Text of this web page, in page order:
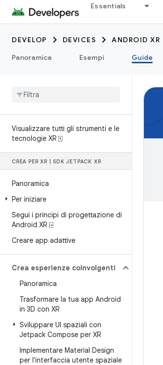
Essentials
DEVELOP DEVICES ANDROID XR
Panoramica
Esempi Guide
Visualizzare tutti gli strumenti e le
tecnologie XR ⍐
CREA PER XR SDK JETPACK XR
Panoramica
Per iniziare
Segui i principi di progettazione di
Android XR ⍈
Creare app adattive
Crea esperienze coinvolgenti
Panoramica
Trasformare la tua app Android
in 3D con XR
Sviluppare UI spaziali con
Jetpack Compose per XR
Implementare Material Design
per l'interfaccia utente spaziale